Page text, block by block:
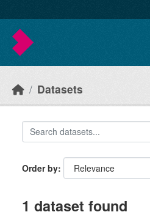
Datasets
Order by
1 dataset found